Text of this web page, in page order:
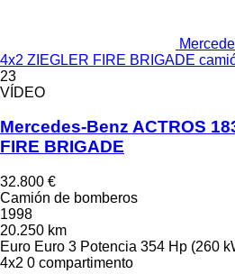
4x2 ZIEGLER FIRE BRIGADE
23
VÍDEO
Mercedes-Benz ACTROS
FIRE BRIGADE
32.800 €
Camión de bomberos
1998
20.250 km
Euro Euro 3 Potencia 354 Hp (260
4x2 0 compartimento